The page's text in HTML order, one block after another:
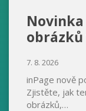
7. 8. 2026
inPage nově
Zjistěte, jak
obrázků,…